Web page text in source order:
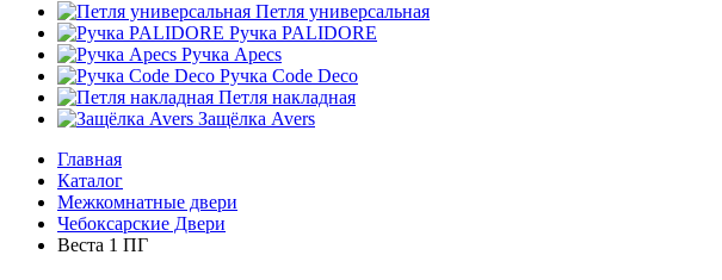
Петля универсальная
Ручка PALIDORE
Ручка Apecs
Ручка Code Deco
Петля накладная
Защёлка Avers
Главная
Каталог
Межкомнатные двери
Чебоксарские Двери
Веста 1 ПГ